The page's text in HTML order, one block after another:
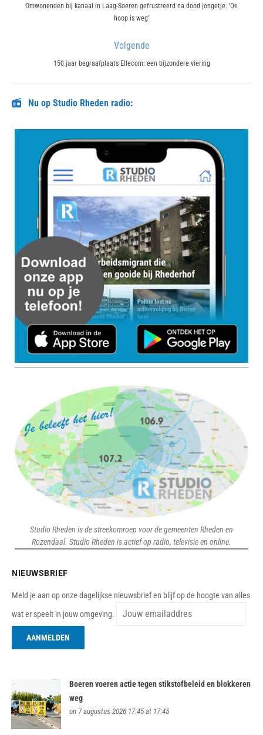
navigatie
Previous
Omwonenden bij kanaal in Laag-Soeren gefrustreerd na dood jongetje: ‘De
hoop is weg’
Volgende
Next
150 jaar begraafplaats Ellecom: een bijzondere viering
Nu op Studio Rheden radio:
Studio Rheden is de streekomroep voor de gemeenten Rheden en
Rozendaal. Studio Rheden is actief op radio, televisie en online.
NIEUWSBRIEF
Meld je aan op onze dagelijkse nieuwsbrief en blijf op de hoogte van alles
wat er speelt in jouw omgeving.
Boeren voeren actie tegen stikstofbeleid en blokkeren
weg
on 7 augustus 2026 17:45 at 17:45